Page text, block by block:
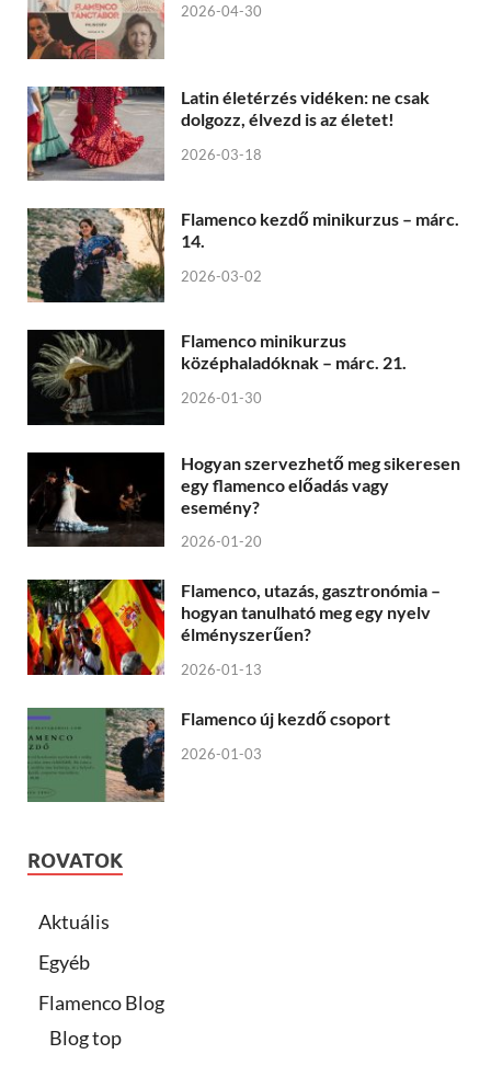
2026-04-30
Latin életérzés vidéken: ne csak
dolgozz, élvezd is az életet!
2026-03-18
Flamenco kezdő minikurzus – márc.
14.
2026-03-02
Flamenco minikurzus
középhaladóknak – márc. 21.
2026-01-30
Hogyan szervezhető meg sikeresen
egy flamenco előadás vagy
esemény?
2026-01-20
Flamenco, utazás, gasztronómia –
hogyan tanulható meg egy nyelv
élményszerűen?
2026-01-13
Flamenco új kezdő csoport
2026-01-03
ROVATOK
Aktuális
Egyéb
Flamenco Blog
Blog top